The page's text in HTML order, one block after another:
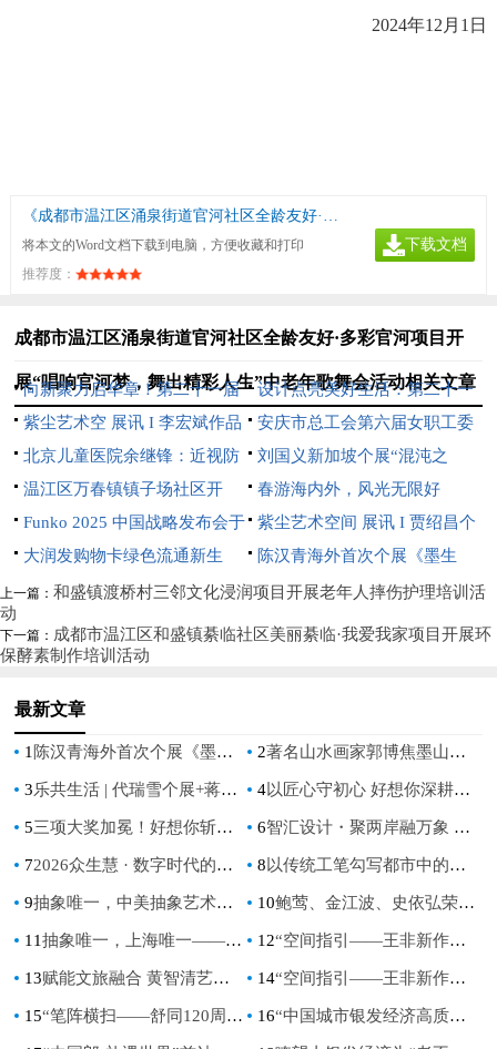
2024年12月1日
将本文的Word文档下载到电脑，方便收藏和打印
推荐度：
下载文档
成都市温江区涌泉街道官河社区全龄友好·多彩官河项目开
展“唱响官河梦，舞出精彩人生”中老年歌舞会活动相关文章
向新聚力启华章！第二十一届
文博会中芬设计园分会场开幕
设计点亮美好生活：第二十一
届文博会中芬设计园分会场即将
开幕
紫尘艺术空 展讯 I 李宏斌作品
展【游心造境】
安庆市总工会第六届女职工委
员会 第一次全体会议在望江县
召开
北京儿童医院余继锋：近视防
控不是选择题，而是必答题
刘国义新加坡个展“混沌之
上”开幕：用超现实语言重构东
方灵性美学
温江区万春镇镇子场社区开
展“分类绿色低碳，共建地球家
园”垃圾分类宣传活动
春游海内外，风光无限好
Funko 2025 中国战略发布会于
深圳璀璨启航
紫尘艺术空间 展讯 I 贾绍昌个
展《花间术语》
大润发购物卡绿色流通新生
态：京卡收以规范化服务破解资
源浪费难题
陈汉青海外首次个展《墨生
长》亮相新加坡
上一篇： 和盛镇渡桥村三邻文化浸润项目开展老年人摔伤护理培训活
动
下一篇： 成都市温江区和盛镇綦临社区美丽綦临·我爱我家项目开展环
保酵素制作培训活动
最新文章
1 陈汉青海外首次个展《墨生长》亮相新加坡 2著名山水画家郭博焦墨山水展《墨韵玉华》首次在上海举行
3乐共生活 | 代瑞雪个展+蒋龙&马英强双人展 4以匠心守初心 好想你深耕红枣全产业链，铸就河南荣誉
5三项大奖加冕！好想你斩获第十七届虎啸奖多项重磅荣誉 6智汇设计・聚两岸融万象 中芬设计园分会场点亮文博会
72026众生慧 · 数字时代的佛文化信仰与共修实践交流会在泰国曼谷成功举办 8以传统工笔勾写都市中的抒情，鲍莺展“花开有时”
9抽象唯一，中美抽象艺术交流展在上海隆重举行 10鲍莺、金江波、史依弘荣获“文化和旅游部优秀专家艺术家”称号
11抽象唯一，上海唯一——上海夏威夷抽象艺术交流展暨上海抽象画会成立二十五周年大展 12“空间指引——王非新作展”在北京798桥艺术空间展出
13赋能文旅融合 黄智清艺术展在泰宁山谷开幕 14“空间指引——王非新作展” 在北京798桥空间展出
15“笔阵横扫——舒同120周年诞辰书法文献展”暨学术交流会在上海推出 16“中国城市银发经济高质量发展指数”评价体系在成都发布